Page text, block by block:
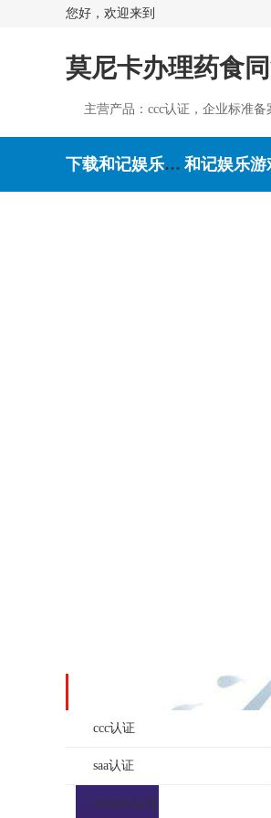
您好，欢迎来到
莫尼卡办理药食
主营产品：ccc认证，企业标准
下载和记娱乐-和记娱乐游戏
ccc认证
saa认证
inmetro认证